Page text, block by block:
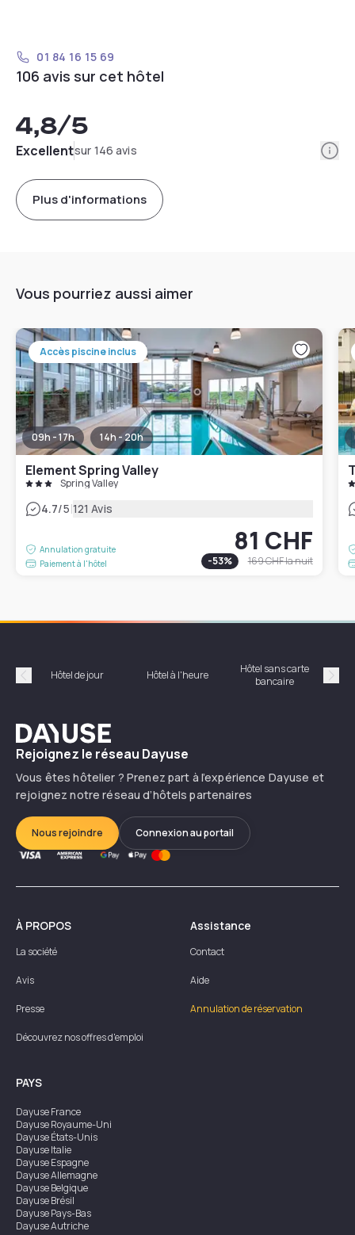
01 84 16 15 69
106 avis sur cet hôtel
4,8/5
Excellentsur 146 avis
Plus d'informations
Vous pourriez aussi aimer
Accès piscine inclus
09h - 17h 14h - 20h
Element Spring Valley
Spring Valley
4.7/5|121 Avis
Annulation gratuite
Paiement à l'hôtel
81 CHF
-53% 169 CHFla nuit
Précédent
Hôtel de jour Hôtel à l'heure
Hôtel sans carte
bancaire
Dayuse
Rejoignez le réseau Dayuse
Vous êtes hôtelier ? Prenez part à l’expérience Dayuse et
rejoignez notre réseau d’hôtels partenaires
Nous rejoindre Connexion au portail
À PROPOS
La société
Avis
Presse
Découvrez nos offres d'emploi
Assistance
Contact
Aide
Annulation de réservation
PAYS
DayuseFrance
DayuseRoyaume-Uni
DayuseÉtats-Unis
DayuseItalie
DayuseEspagne
DayuseAllemagne
DayuseBelgique
DayuseBrésil
DayusePays-Bas
DayuseAutriche